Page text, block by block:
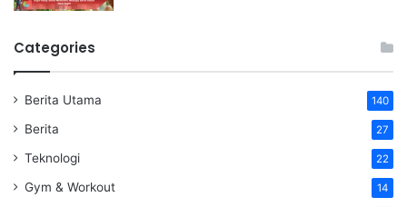
Categories
Berita Utama 140
Berita 27
Teknologi 22
Gym & Workout 14